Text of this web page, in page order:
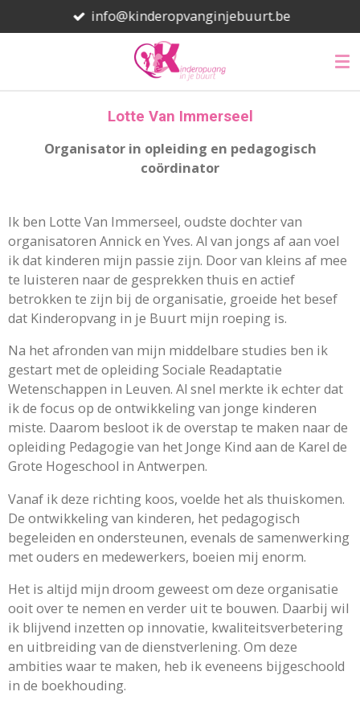
direct
info@kinderopvanginjebuurt.be
Lotte Van Immerseel
Organisator in opleiding en pedagogisch
coördinator
Ik ben Lotte Van Immerseel, oudste dochter van
organisatoren Annick en Yves. Al van jongs af aan voel
ik dat kinderen mijn passie zijn. Door van kleins af mee
te luisteren naar de gesprekken thuis en actief
betrokken te zijn bij de organisatie, groeide het besef
dat Kinderopvang in je Buurt mijn roeping is.
Na het afronden van mijn middelbare studies ben ik
gestart met de opleiding Sociale Readaptatie
Wetenschappen in Leuven. Al snel merkte ik echter dat
ik de focus op de ontwikkeling van jonge kinderen
miste. Daarom besloot ik de overstap te maken naar de
opleiding Pedagogie van het Jonge Kind aan de Karel de
Grote Hogeschool in Antwerpen.
Vanaf ik deze richting koos, voelde het als thuiskomen.
De ontwikkeling van kinderen, het pedagogisch
begeleiden en ondersteunen, evenals de samenwerking
met ouders en medewerkers, boeien mij enorm.
Het is altijd mijn droom geweest om deze organisatie
ooit over te nemen en verder uit te bouwen. Daarbij wil
ik blijvend inzetten op innovatie, kwaliteitsverbetering
en uitbreiding van de dienstverlening. Om deze
ambities waar te maken, heb ik eveneens bijgeschoold
in de boekhouding.